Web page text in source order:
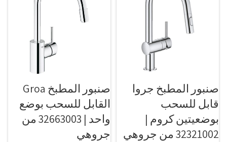
صنبور المطبخ جروا
قابل للسحب
بوضعيتين كروم |
32321002 من جروهي
صنبور المطبخ Groa
القابل للسحب بوضع
واحد | 32663003 من
جروهي